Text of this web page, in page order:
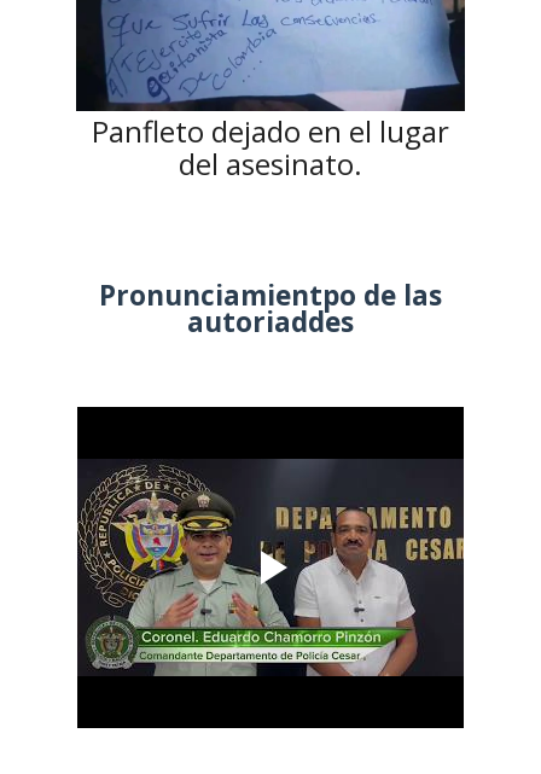
Panfleto dejado en el lugar
del asesinato.
Pronunciamientpo de las
autoriaddes